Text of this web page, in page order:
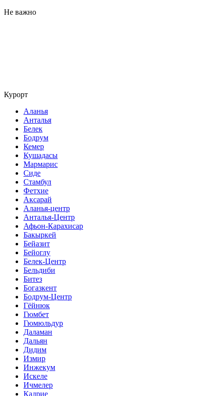
Не важно
Курорт
Аланья
Анталья
Белек
Бодрум
Кемер
Кушадасы
Мармарис
Сиде
Стамбул
Фетхие
Аксарай
Аланья-центр
Анталья-Центр
Афьон-Карахисар
Бакыркей
Бейазит
Бейоглу
Белек-Центр
Бельдиби
Битез
Богазкент
Бодрум-Центр
Гёйнюк
Гюмбет
Гюмюльдур
Даламан
Дальян
Дидим
Измир
Инжекум
Искеле
Ичмелер
Кадрие